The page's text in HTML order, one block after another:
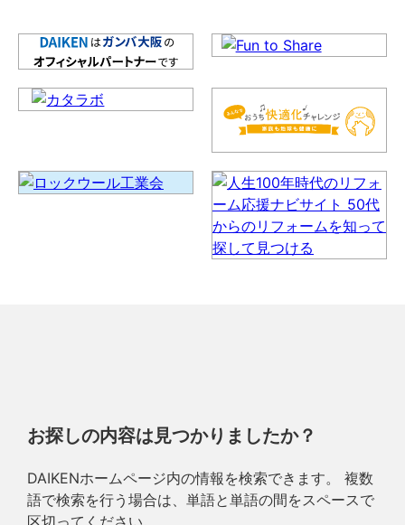
お探しの内容は見つかりましたか？
DAIKENホームページ内の情報を検索できます。 複数
語で検索を行う場合は、単語と単語の間をスペースで
区切ってください。